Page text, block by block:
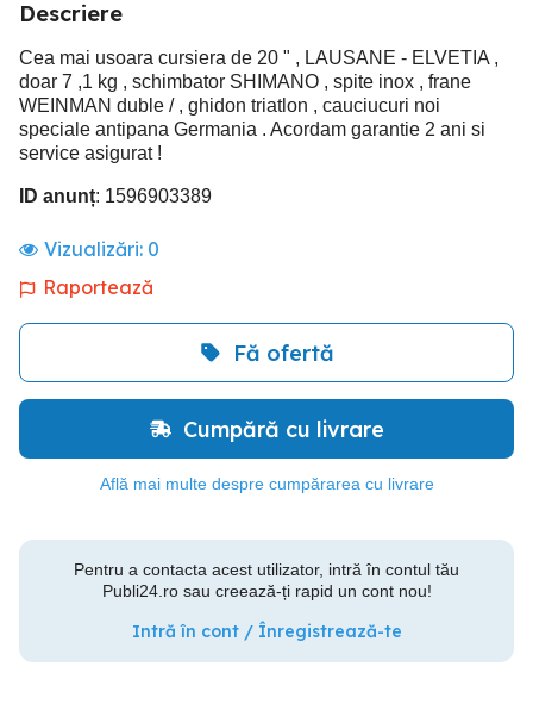
Descriere
Cea mai usoara cursiera de 20 " , LAUSANE - ELVETIA ,
doar 7 ,1 kg , schimbator SHIMANO , spite inox , frane
WEINMAN duble / , ghidon triatlon , cauciucuri noi
speciale antipana Germania . Acordam garantie 2 ani si
service asigurat !
ID anunț: 1596903389
Vizualizări: 0
Raportează
Fă ofertă
Cumpără cu livrare
Află mai multe despre cumpărarea cu livrare
Pentru a contacta acest utilizator, intră în contul tău
Publi24.ro sau creează-ți rapid un cont nou!
Intră în cont / Înregistrează-te